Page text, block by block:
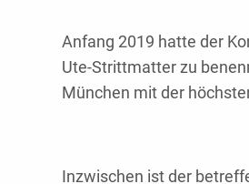
Anfang 2019 hatte der
Ute-Strittmatter zu
München mit der
Inzwischen ist der